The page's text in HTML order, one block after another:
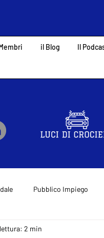
il Blog Il
Pubblico Impiego
2 min